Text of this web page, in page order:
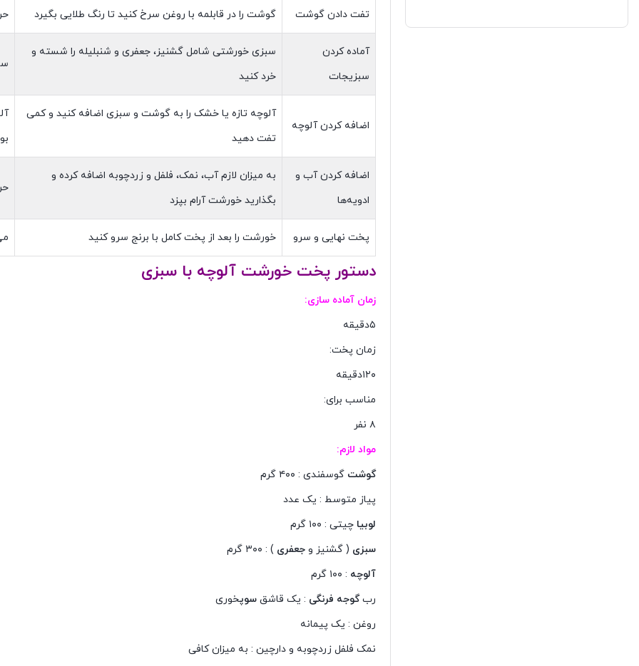
تفت دادن گوشت گوشت را در قابلمه با روغن سرخ کنید تا رنگ طلایی بگیرد
آماده کردن
سبزیجات
سبزی خورشتی شامل گشنیز، جعفری و شنبلیله را شسته و
خرد کنید
اضافه کردن آلوچه
آلوچه تازه یا خشک را به گوشت و سبزی اضافه کنید و کمی
تفت دهید
اضافه کردن آب و
ادویه‌ها
به میزان لازم آب، نمک، فلفل و زردچوبه اضافه کرده و
بگذارید خورشت آرام بپزد
پخت نهایی و سرو خورشت را بعد از پخت کامل با برنج سرو کنید
دستور پخت خورشت آلوچه با سبزی
زمان آماده سازی:
۵دقیقه
زمان پخت:
۱۲۰دقیقه
مناسب برای:
۸ نفر
مواد لازم:
گوشت گوسفندی : ۴۰۰ گرم
پیاز متوسط : یک عدد
لوبیا چیتی : ۱۰۰ گرم
سبزی ( گشنیز وجعفری ) : ۳۰۰ گرم
آلوچه : ۱۰۰ گرم
ربگوجه فرنگی : یک قاشقسوپخوری
روغن : یک پیمانه
نمک فلفل زردچوبه و دارچین : به میزان کافی